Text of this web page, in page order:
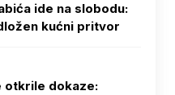
ide na slobodu:
kućni pritvor
otkrile dokaze: